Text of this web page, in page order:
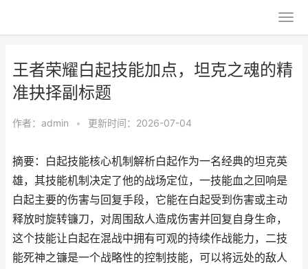
王者荣耀白起技能加点，坦克之魂的精
准抉择副标题
作者： admin • 更新时间：2026-07-04
摘要：白起技能核心机制解析白起作为一名经典的坦克英
雄，其技能机制决定了他的战场定位，一技能血之回响是
白起主要的伤害与回复手段，它能在白起受到伤害或主动
释放时旋转镰刀，对周围敌人造成伤害并回复自身生命，
这个技能让白起在混战中拥有可观的持续作战能力，二技
能死神之镰是一个战略性的控制技能，可以将远处的敌人